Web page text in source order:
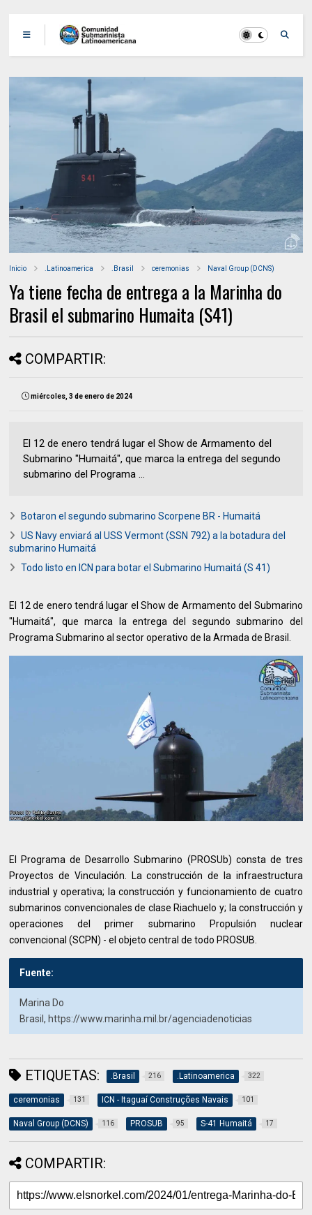
Inicio .Latinoamerica .Brasil ceremonias Naval Group (DCNS)
Ya tiene fecha de entrega a la Marinha do
Brasil el submarino Humaita (S41)
COMPARTIR:
miércoles, 3 de enero de 2024
El 12 de enero tendrá lugar el Show de Armamento del
Submarino "Humaitá", que marca la entrega del segundo
submarino del Programa ...
Botaron el segundo submarino Scorpene BR - Humaitá
US Navy enviará al USS Vermont (SSN 792) a la botadura del
submarino Humaitá
Todo listo en ICN para botar el Submarino Humaitá (S 41)
El 12 de enero tendrá lugar el Show de Armamento del Submarino
"Humaitá", que marca la entrega del segundo submarino del
Programa Submarino al sector operativo de la Armada de Brasil.
El Programa de Desarrollo Submarino (PROSUb) consta de tres
Proyectos de Vinculación. La construcción de la infraestructura
industrial y operativa; la construcción y funcionamiento de cuatro
submarinos convencionales de clase Riachuelo y; la construcción y
operaciones del primer submarino Propulsión nuclear
convencional (SCPN) - el objeto central de todo PROSUB.
Fuente:
Marina Do
Brasil, https://www.marinha.mil.br/agenciadenoticias
ETIQUETAS: .Brasil 216 .Latinoamerica 322
ceremonias 131 ICN - Itaguaí Construções Navais 101
Naval Group (DCNS) 116 PROSUB 95 S-41 Humaitá 17
COMPARTIR: